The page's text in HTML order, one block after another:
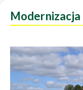
Modernizacja